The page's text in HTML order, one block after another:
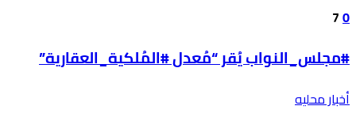
0
7
#مجلس_النواب يُقر “مُعدل #المُلكية_العقارية”
أخبار محليه